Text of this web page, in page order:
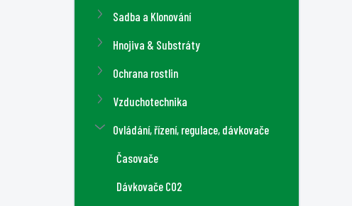
Sadba a Klonování
Hnojiva & Substráty
Ochrana rostlin
Vzduchotechnika
Ovládání, řízení, regulace, dávkovače
Časovače
Dávkovače CO2